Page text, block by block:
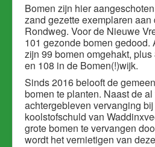
Bomen zijn hier
zand gezette exemplaren
Rondweg. Voor de Nieuwe
101 gezonde bomen gedood.
zijn 99 bomen omgehakt,
en 108 in de Bomen(!)wijk.
Sinds 2016 belooft de
bomen te planten. Naast de
achtergebleven vervanging
koolstofschuld van
grote bomen te vervangen
wordt het vernietigen van